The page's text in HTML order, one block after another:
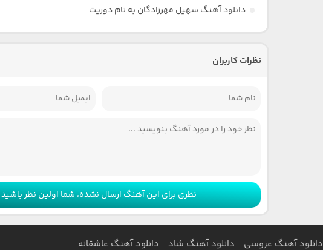
دانلود آهنگ سهیل مهرزادگان به نام دوریت
نظرات کاربران
نظری برای این آهنگ ارسال نشده، شما اولین نظر باشید
دانلود آهنگ عروسی دانلود آهنگ شاد دانلود آهنگ عاشقانه